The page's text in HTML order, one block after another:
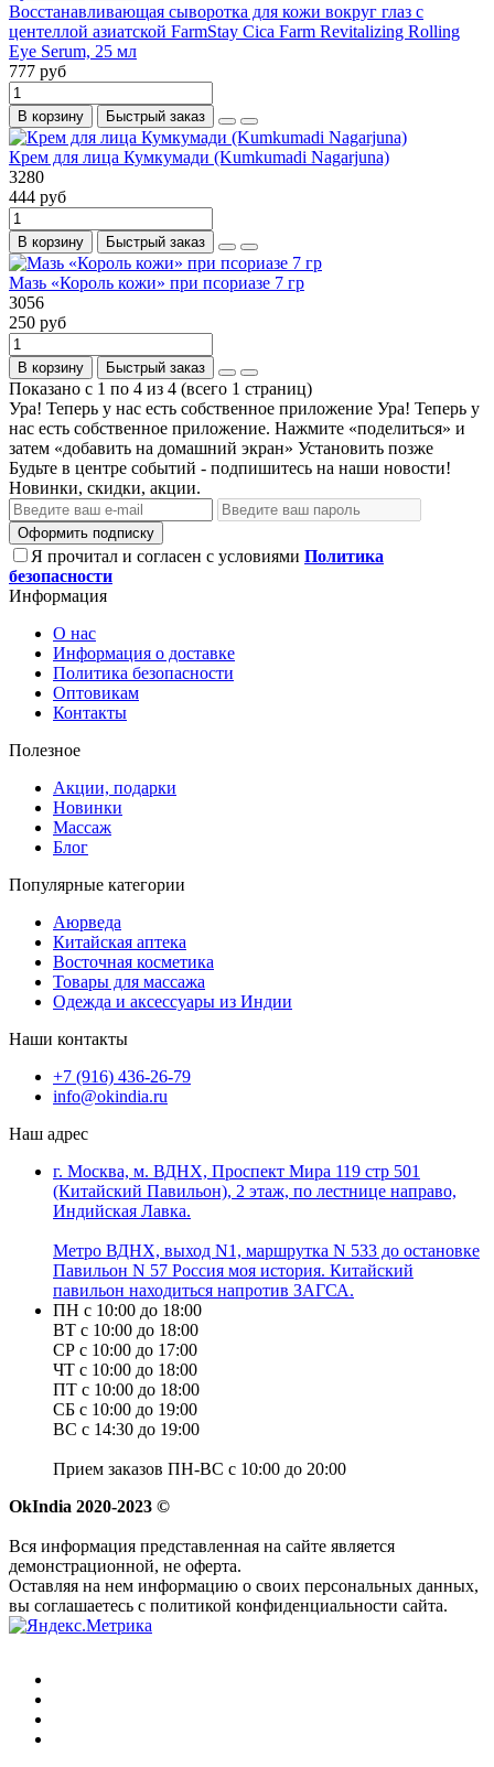
Восстанавливающая сыворотка для кожи вокруг глаз с
центеллой азиатской FarmStay Cica Farm Revitalizing Rolling
Eye Serum, 25 мл
777 руб
В корзину Быстрый заказ
Крем для лица Кумкумади (Kumkumadi Nagarjuna)
3280
444 руб
В корзину Быстрый заказ
Мазь «Король кожи» при псориазе 7 гр
3056
250 руб
В корзину Быстрый заказ
Показано с 1 по 4 из 4 (всего 1 страниц)
Ура! Теперь у нас есть собственное приложение Ура! Теперь у
нас есть собственное приложение. Нажмите «поделиться» и
затем «добавить на домашний экран» Установить позже
Будьте в центре событий - подпишитесь на наши новости!
Новинки, скидки, акции.
Оформить подписку
Я прочитал и согласен с условиями Политика
безопасности
Информация
О нас
Информация о доставке
Политика безопасности
Оптовикам
Контакты
Полезное
Акции, подарки
Новинки
Массаж
Блог
Популярные категории
Аюрведа
Китайская аптека
Восточная косметика
Товары для массажа
Одежда и аксессуары из Индии
Наши контакты
+7 (916) 436-26-79
info@okindia.ru
Наш адрес
г. Москва, м. ВДНХ, Проспект Мира 119 стр 501
(Китайский Павильон), 2 этаж, по лестнице направо,
Индийская Лавка.
Метро ВДНХ, выход N1, маршрутка N 533 до остановке
Павильон N 57 Россия моя история. Китайский
павильон находиться напротив ЗАГСА.
ПН с 10:00 до 18:00
ВТ с 10:00 до 18:00
СР с 10:00 до 17:00
ЧТ с 10:00 до 18:00
ПТ с 10:00 до 18:00
СБ с 10:00 до 19:00
ВС с 14:30 до 19:00
Прием заказов ПН-ВС с 10:00 до 20:00
OkIndia 2020-2023 ©
Вся информация представленная на сайте является
демонстрационной, не оферта.
Оставляя на нем информацию о своих персональных данных,
вы соглашаетесь с политикой конфиденциальности сайта.